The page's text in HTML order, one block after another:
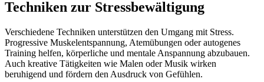
Techniken zur Stressbewältigung
Verschiedene Techniken unterstützen den Umgang mit Stress.
Progressive Muskelentspannung, Atemübungen oder autogenes
Training helfen, körperliche und mentale Anspannung abzubauen.
Auch kreative Tätigkeiten wie Malen oder Musik wirken
beruhigend und fördern den Ausdruck von Gefühlen.